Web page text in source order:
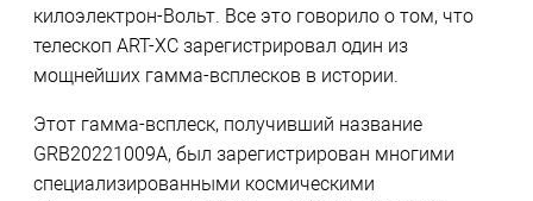
килоэлектрон-Вольт. Все это говорило о том, что
телескоп ART-XC зарегистрировал один из
мощнейших гамма-всплесков в истории.
Этот гамма-всплеск, получивший название
GRB20221009A, был зарегистрирован многими
специализированными космическими